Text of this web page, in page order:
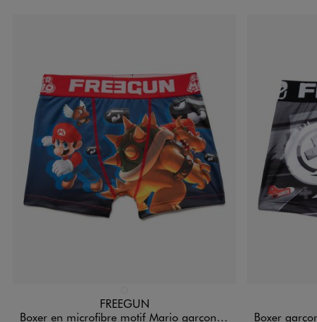
FREEGUN
Boxer en microfibre motif Mario garçon - Freegun x Super Mario
Disponible
Boxer